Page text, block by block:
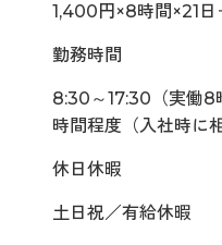
1,400円×8時間×21
勤務時間
8:30～17:30（実働8
時間程度（入社時に
休日休暇
土日祝／有給休暇